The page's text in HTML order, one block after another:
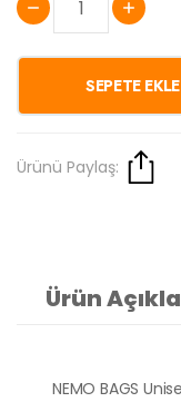
SEPETE EKLE
Ürünü Paylaş:
Ürün
NEMO BAGS